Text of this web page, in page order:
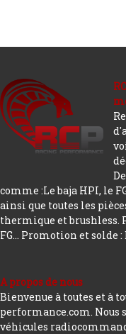
comme :Le baja HPI, le
ainsi que toutes les
thermique et brushless.
FG... Promotion et solde :
A propos de nous
Bienvenue à toutes et à
performance.com. Nous
véhicules